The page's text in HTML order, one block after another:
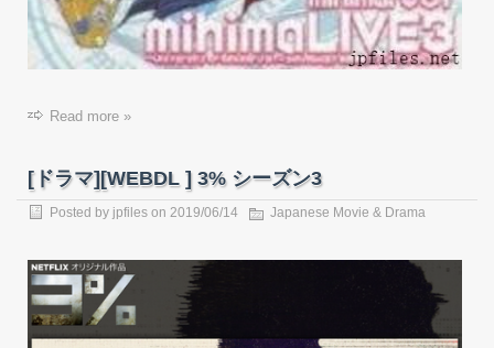
Read more »
[ドラマ][WEBDL ] 3% シーズン3
Posted by jpfiles on 2019/06/14 Japanese Movie & Drama